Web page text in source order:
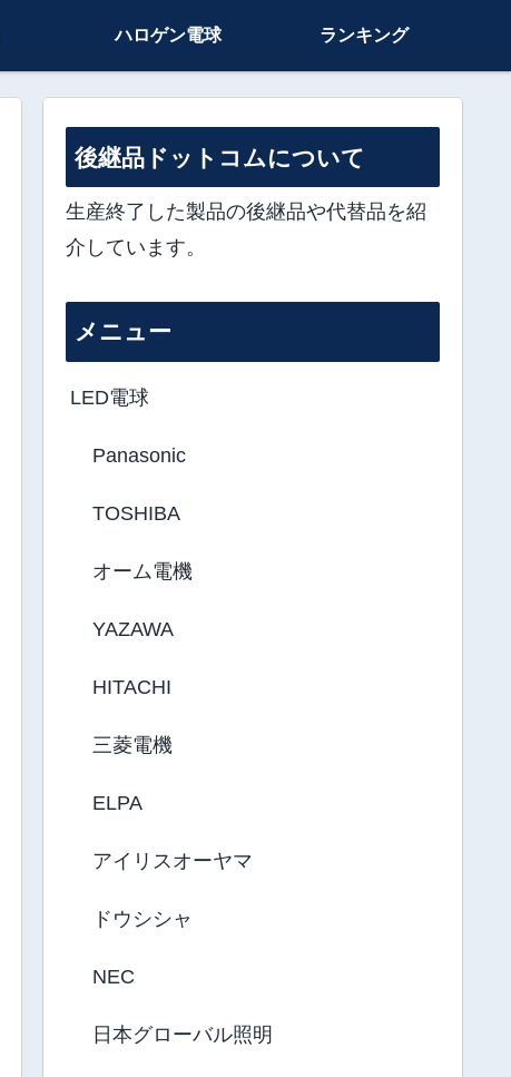
ハロゲン電球 ランキング
後継品ドットコムについて
生産終了した製品の後継品や代替品を紹
介しています。
メニュー
LED電球
Panasonic
TOSHIBA
オーム電機
YAZAWA
HITACHI
三菱電機
ELPA
アイリスオーヤマ
ドウシシャ
NEC
日本グローバル照明